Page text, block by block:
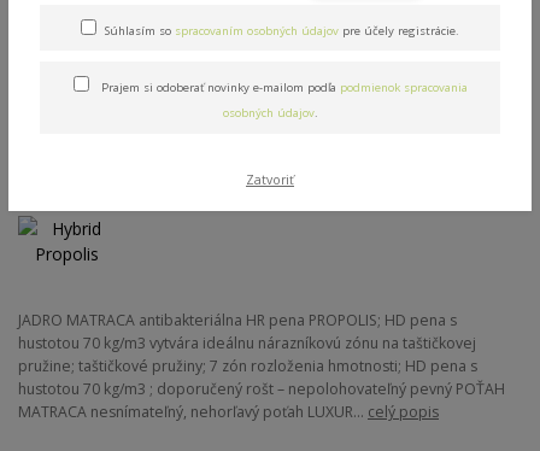
Hybrid Propolis
Novinka
JADRO MATRACA antibakteriálna HR pena PROPOLIS; HD pena s
hustotou 70 kg/m3 vytvára ideálnu nárazníkovú zónu na taštičkovej
pružine; taštičkové pružiny; 7 zón rozloženia hmotnosti; HD pena s
hustotou 70 kg/m3 ; doporučený rošt – nepolohovateľný pevný POŤAH
MATRACA nesnímateľný, nehorľavý poťah LUXUR... celý popis
Súhlasím so spracovaním osobných údajov pre účely registrácie.
Prajem si odoberať novinky e-mailom podľa podmienok spracovania
osobných údajov.
Zatvoriť